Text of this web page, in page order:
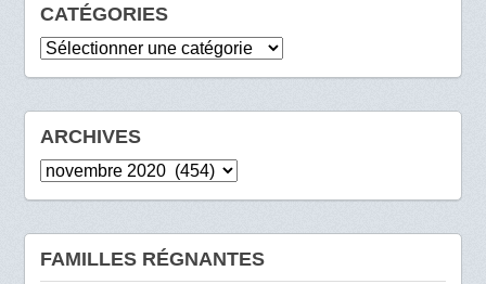
CATÉGORIES
Catégories
ARCHIVES
Archives
FAMILLES RÉGNANTES